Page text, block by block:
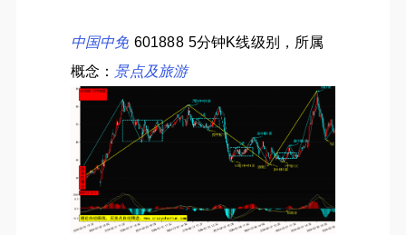
中国中免 601888 5分钟K线级别，所属
概念： 景点及旅游